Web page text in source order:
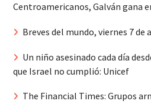
Centroamericanos, Galván gana
Breves del mundo, viernes 7 de
Un niño asesinado cada día
que Israel no cumplió: Unicef
The Financial Times: Grupos